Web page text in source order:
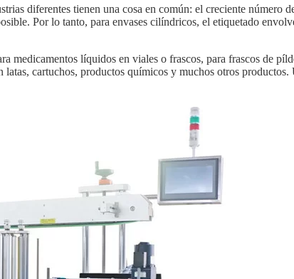
diferentes tienen una cosa en común: el creciente número
Por lo tanto, para envases cilíndricos, el etiquetado
medicamentos líquidos en viales o frascos, para frascos de
latas, cartuchos, productos químicos y muchos otros
en máquinas rotativas.
especiales para sistemas rotativos y sistemas de
de aplicación. Incluso hemos desarrollado una solución
envolvente
desalineación en espiral, incluso con etiquetas relativamente
a la aplicación: para muchos productos de consumo de
es necesario alinear las etiquetas, por ejemplo, para
envolventes sensibles a la presión que cubren muchas
rollos